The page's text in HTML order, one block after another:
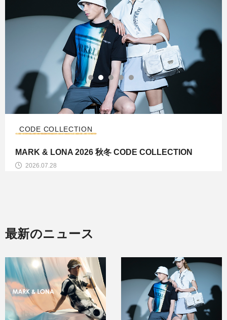
2026.07.28
CODE COLLECTION
MARK & LONA 2026 秋冬 CODE COLLECTION
最新のニュース